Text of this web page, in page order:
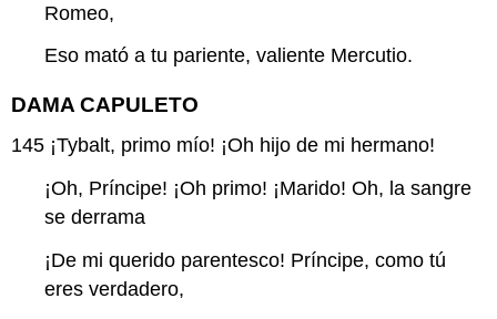
Romeo,
Eso mató a tu pariente, valiente Mercutio.
DAMA CAPULETO
145 ¡Tybalt, primo mío! ¡Oh hijo de mi hermano!
¡Oh, Príncipe! ¡Oh primo! ¡Marido! Oh, la sangre
se derrama
¡De mi querido parentesco! Príncipe, como tú
eres verdadero,